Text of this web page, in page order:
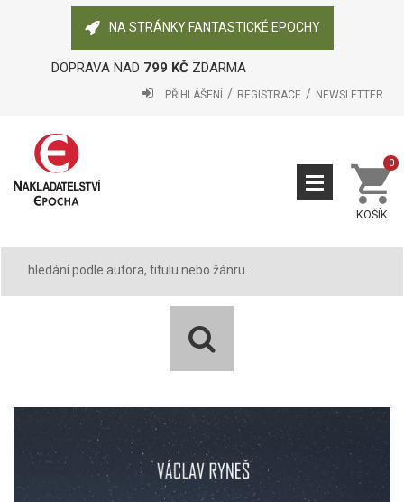
NA STRÁNKY FANTASTICKÉ EPOCHY
DOPRAVA NAD 799 KČZDARMA
PŘIHLÁŠENÍ REGISTRACE NEWSLETTER
KOŠÍK
0